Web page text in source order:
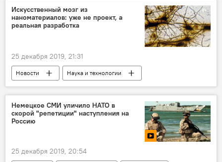
Искусственный мозг из
наноматериалов: уже не проект, а
реальная разработка
25 декабря 2019, 21:31
Новости
Наука и технологии
В мире
Немецкое СМИ уличило НАТО в
скорой "репетиции" наступления на
Россию
25 декабря 2019, 20:54